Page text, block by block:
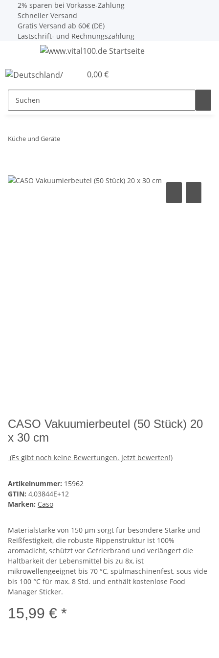
2% sparen bei Vorkasse-Zahlung
Schneller Versand
Gratis Versand ab 60€ (DE)
Lastschrift- und Rechnungszahlung
0,00 €
Küche und Geräte
CASO Vakuumierbeutel (50 Stück) 20
x 30 cm
(Es gibt noch keine Bewertungen. Jetzt bewerten!)
Artikelnummer: 15962
GTIN: 4,03844E+12
Marken: Caso
Materialstärke von 150 µm sorgt für besondere Stärke und
Reißfestigkeit, die robuste Rippenstruktur ist 100%
aromadicht, schützt vor Gefrierbrand und verlängert die
Haltbarkeit der Lebensmittel bis zu 8x, ist
mikrowellengeeignet bis 70 °C, spülmaschinenfest, sous vide
bis 100 °C für max. 8 Std. und enthält kostenlose Food
Manager Sticker.
15,99 € *